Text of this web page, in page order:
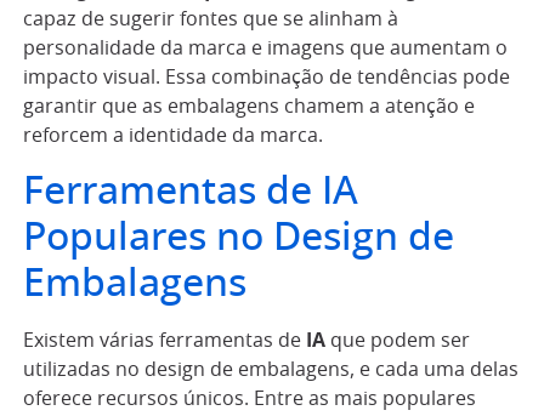
capaz de sugerir fontes que se alinham à
personalidade da marca e imagens que aumentam o
impacto visual. Essa combinação de tendências pode
garantir que as embalagens chamem a atenção e
reforcem a identidade da marca.
Ferramentas de IA
Populares no Design de
Embalagens
Existem várias ferramentas de IA que podem ser
utilizadas no design de embalagens, e cada uma delas
oferece recursos únicos. Entre as mais populares